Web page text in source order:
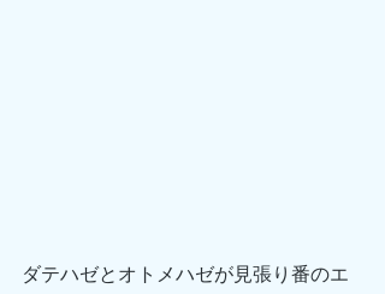
ダテハゼとオトメハゼが見張り番のエ